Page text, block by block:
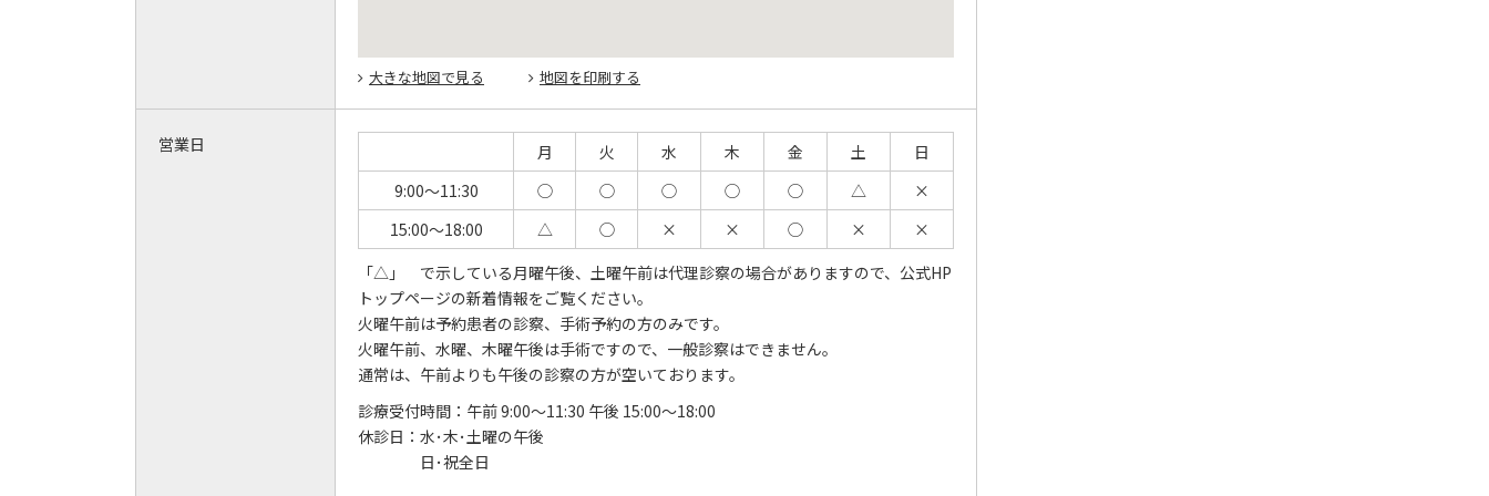
大きな地図で見る 地図を印刷する
営業日 月 火 水 木 金 土
日
9:00～11:30
◯ ◯ ◯ ◯ ◯ △
×
15:00～18:00
△ ◯ × × ◯ ×
×
「△」 で示している月曜午後、土曜午前は代理診察の場合がありますので、公式HP
トップページの新着情報をご覧ください。
火曜午前は予約患者の診察、手術予約の方のみです。
火曜午前、水曜、木曜午後は手術ですので、一般診察はできません。
通常は、午前よりも午後の診察の方が空いております。
診療受付時間： 午前 9:00～11:30 午後 15:00～18:00
休診日： 水･木･土曜の午後
日･祝全日